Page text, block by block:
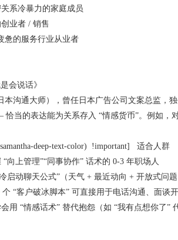
系冷暴力的家庭成员
业者 / 销售
惫的服务行业从业者
会说话》
沟通大师），曾任日本广告公司文案总监，
当的表达能为关系存入 “情感货币”。例如，
deep-text-color) !important] 适合人群
向上管理”“同事协作” 话术的 0-3 年职场人
启动聊天公式”（天气 + 最近动向 + 开放式问
“客户破冰脚本” 可直接用于电话沟通、面谈
用 “情感话术” 替代抱怨（如 “我有点想你了”